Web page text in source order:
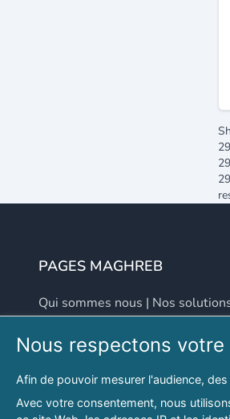
PAGES MAGHREB
Qui sommes nous | Nos
Adresse
Nous respectons
Afin de pouvoir mesurer l'audience,
Avec votre consentement, nous